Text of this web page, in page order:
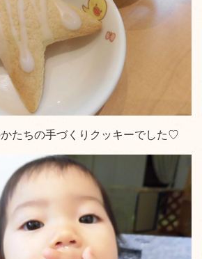
たちの手づくりクッキーでした♡